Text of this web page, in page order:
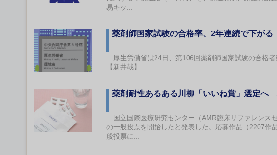
易キッ...
薬剤師国家試験の合格率、2年連続で下がる
厚生労働省は24日、第106回薬剤師国家試験の合格者
【新井哉】
薬剤耐性あるある川柳「いいね賞」選定へ
国立国際医療研究センター（AMR臨床リファレンス
の一般投票を開始したと発表した。応募作品（2207作
般投票に...